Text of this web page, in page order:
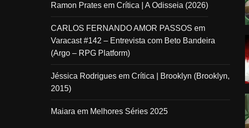
Ramon Prates em Crítica | A Odisseia (2026)
CARLOS FERNANDO AMOR PASSOS em
Varacast #142 – Entrevista com Beto Bandeira
(Argo – RPG Platform)
Jéssica Rodrigues em Crítica | Brooklyn (Brooklyn,
2015)
Maiara em Melhores Séries 2025